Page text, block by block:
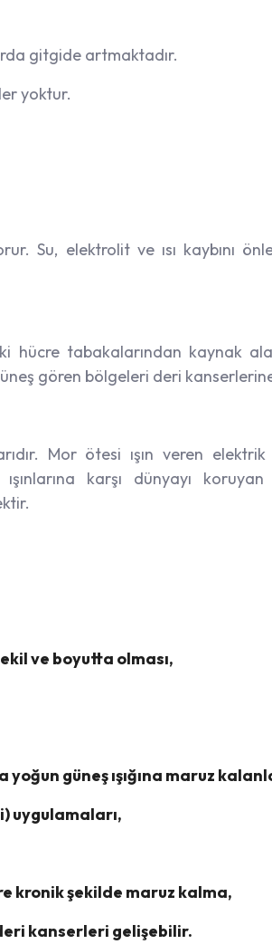
gitgide artmaktadır.
yoktur.
Su, elektrolit ve ısı kaybını
hücre tabakalarından kaynak
gören bölgeleri deri
Mor ötesi ışın veren elektrik
karşı dünyayı
ve boyutta olması,
güneş ışığına maruz
uygulamaları,
kronik şekilde maruz kalma,
kanserleri gelişebilir.